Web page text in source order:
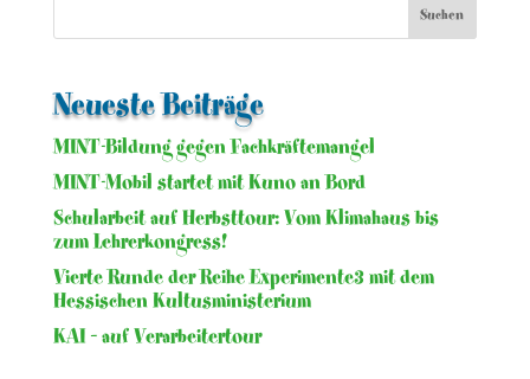
Neueste Beiträge
MINT-Bildung gegen Fachkräftemangel
MINT-Mobil startet mit Kuno an Bord
Schularbeit auf Herbsttour: Vom Klimahaus bis
zum Lehrerkongress!
Vierte Runde der Reihe Experimente3 mit dem
Hessischen Kultusministerium
KAI – auf Verarbeitertour